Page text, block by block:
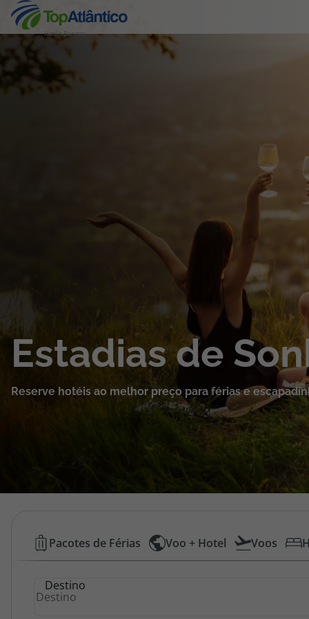
Hotéis Baratos
Destinos
Pacotes de Férias
Cruzeiros
Promoções
Área de Cliente
Estadias de
Reserve hotéis ao melhor preço para férias e
Hotéis
Baratos
Pacotes de Férias Voo + Hotel Voos
Destino